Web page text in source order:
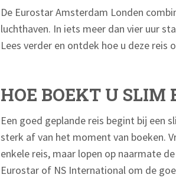
De Eurostar Amsterdam Londen
luchthaven. In iets meer dan vier uur
Lees verder en ontdek hoe u deze reis
HOE BOEKT U SLIM
Een goed geplande reis begint bij een
sterk af van het moment van boeken.
enkele reis, maar lopen op naarmate
Eurostar of NS International om de